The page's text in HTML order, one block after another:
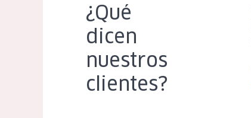
¿Qué
dicen
nuestros
clientes?